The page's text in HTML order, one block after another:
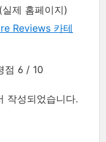
(실제 홈페이지)
Reviews 카테
점 6 / 10
작성되었습니다.